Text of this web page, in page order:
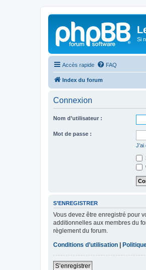
Si
Accès rapide FAQ
Index du forum
Connexion
Nom d’utilisateur :
Mot de passe :
S’ENREGISTRER
Vous devez être enregistré pour
additionnelles aux membres du
règlement du forum.
Conditions d’utilisation
S’enregistrer